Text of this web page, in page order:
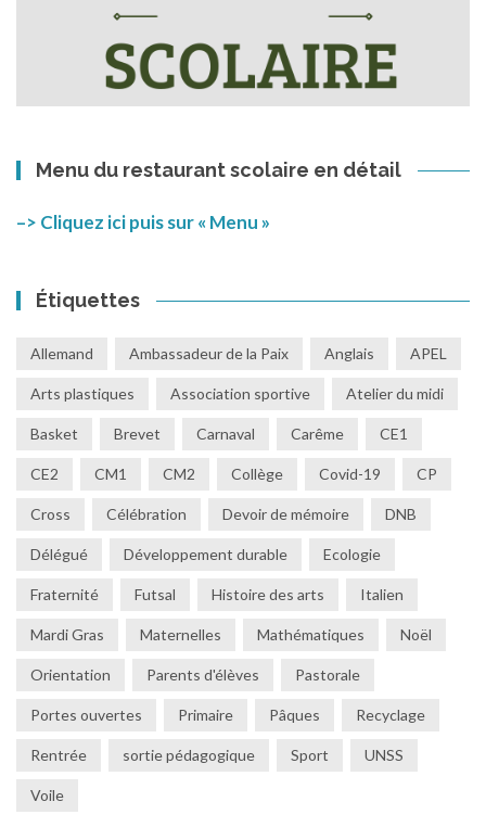
Menu du restaurant scolaire en détail
–> Cliquez ici puis sur « Menu »
Étiquettes
Allemand Ambassadeur de la Paix Anglais APEL
Arts plastiques Association sportive Atelier du midi
Basket Brevet Carnaval Carême CE1
CE2 CM1 CM2 Collège Covid-19 CP
Cross Célébration Devoir de mémoire DNB
Délégué Développement durable Ecologie
Fraternité Futsal Histoire des arts Italien
Mardi Gras Maternelles Mathématiques Noël
Orientation Parents d'élèves Pastorale
Portes ouvertes Primaire Pâques Recyclage
Rentrée sortie pédagogique Sport UNSS
Voile